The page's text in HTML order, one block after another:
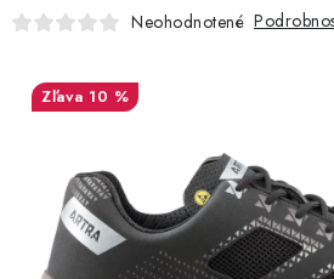
VLOŽKY
IMPREGNÁCIA A OCHRANA
BEZPEČNOSTNÉ NORMY A
BLOG
Neohodnotené
10 %